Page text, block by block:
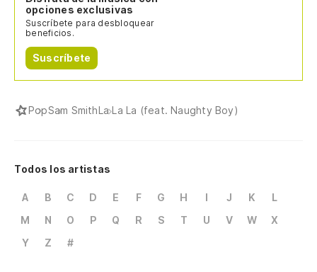
opciones exclusivas
Suscríbete para desbloquear
beneficios.
Suscríbete
PopSam SmithLa La La (feat. Naughty Boy)
Todos los artistas
A B C D E F G H I J K
L
M
N O P Q R S T U V W
X
Y
Z #